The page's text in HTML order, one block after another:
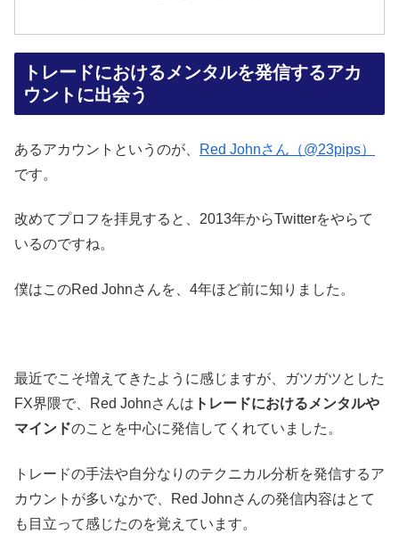
トレードにおけるメンタルを発信するアカ
ウントに出会う
あるアカウントというのが、
Red Johnさん（@23pips）
です。
改めてプロフを拝見すると、2013年からTwitterをやらて
いるのですね。
僕はこのRed Johnさんを、4年ほど前に知りました。
最近でこそ増えてきたように感じますが、ガツガツとした
FX界隈で、Red Johnさんは トレードにおけるメンタルや
マインドのことを中心に発信してくれていました。
トレードの手法や自分なりのテクニカル分析を発信するア
カウントが多いなかで、Red Johnさんの発信内容はとて
も目立って感じたのを覚えています。